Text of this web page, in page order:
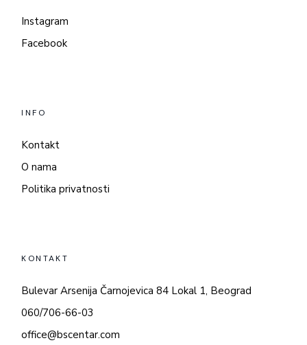
Instagram
Facebook
INFO
Kontakt
O nama
Politika privatnosti
KONTAKT
Bulevar Arsenija Čarnojevica 84 Lokal 1, Beograd
060/706-66-03
office@bscentar.com